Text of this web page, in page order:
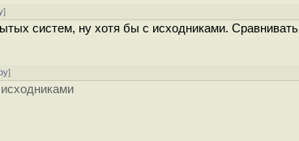
]
систем, ну хотя бы с исходниками. Cравнивать
]